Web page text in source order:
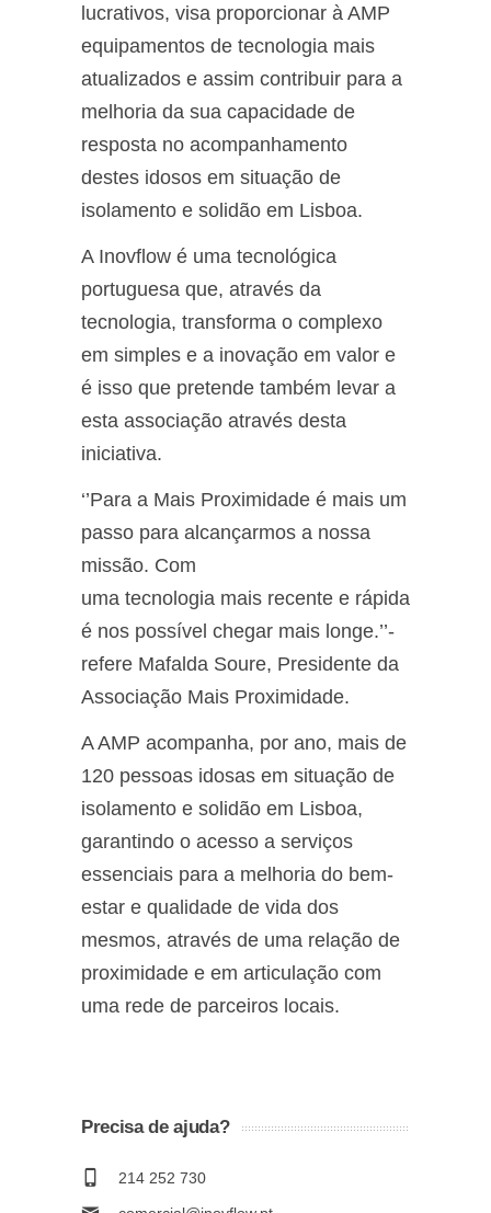
lucrativos, visa proporcionar à AMP
equipamentos de tecnologia mais
atualizados e assim contribuir para a
melhoria da sua capacidade de
resposta no acompanhamento
destes idosos em situação de
isolamento e solidão em Lisboa.
A Inovflow é uma tecnológica
portuguesa que, através da
tecnologia, transforma o complexo
em simples e a inovação em valor e
é isso que pretende também levar a
esta associação através desta
iniciativa.
‘’Para a Mais Proximidade é mais um
passo para alcançarmos a nossa
missão. Com
uma tecnologia mais recente e rápida
é nos possível chegar mais longe.’’-
refere Mafalda Soure, Presidente da
Associação Mais Proximidade.
A AMP acompanha, por ano, mais de
120 pessoas idosas em situação de
isolamento e solidão em Lisboa,
garantindo o acesso a serviços
essenciais para a melhoria do bem-
estar e qualidade de vida dos
mesmos, através de uma relação de
proximidade e em articulação com
uma rede de parceiros locais.
Precisa de ajuda?
214 252 730